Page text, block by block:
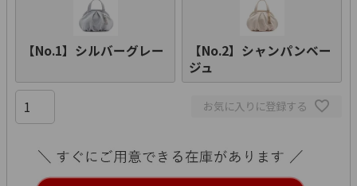
【No.1】シルバーグレー
【No.2】シャンパンベー
ジュ
お気に入りに登録する